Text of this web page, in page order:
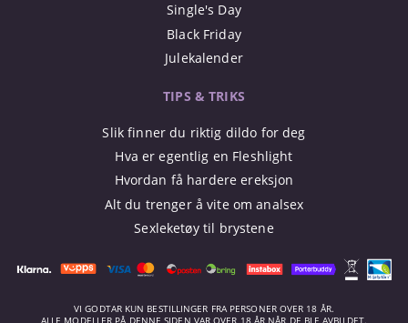
Single's Day
Black Friday
Julekalender
TIPS & TRIKS
Slik finner du riktig dildo for deg
Hva er egentlig en Fleshlight
Hvordan få hardere ereksjon
Alt du trenger å vite om analsex
Sexleketøy til brystene
VI GODTAR KUN BESTILLINGER FRA PERSONER OVER 18 ÅR.